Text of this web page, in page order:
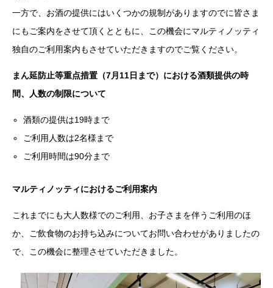
一方で、お酒の提供にはいくつかの規制がありますのでに皆さま
にもご案内をさせて頂くとともに、この機会にマルティノッティ
独自のご利用案内もさせていただきますのでご覧ください。
まん延防止等重点措置（7月11日まで）における酒類提供の時
間、人数の制限について
酒類の提供は19時まで
ご利用人数は2名様まで
ご利用時間は90分まで
マルティノッティにおけるご利用案内
これまでにも大人数様でのご利用、お子さまを伴うご利用のほ
か、ご飲食物のお持ち込みについてお問い合わせがありましたの
で、この機会に整理させていただきました。